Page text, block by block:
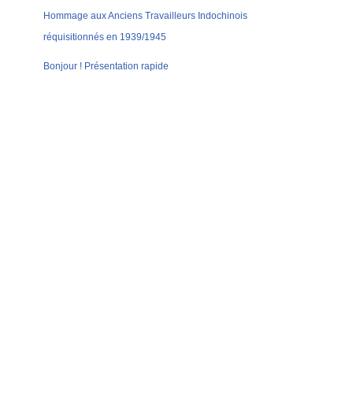
Hommage aux Anciens Travailleurs Indochinois
réquisitionnés en 1939/1945
Bonjour ! Présentation rapide